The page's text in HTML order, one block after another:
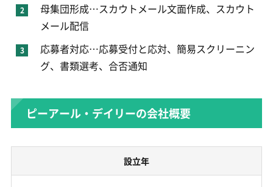
母集団形成…スカウトメール文面作成、スカウト
メール配信
応募者対応…応募受付と応対、簡易スクリーニン
グ、書類選考、合否通知
ピーアール・デイリーの会社概要
設立年